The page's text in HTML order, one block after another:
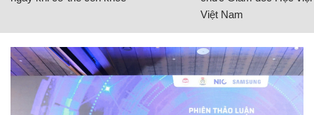
Việt Nam